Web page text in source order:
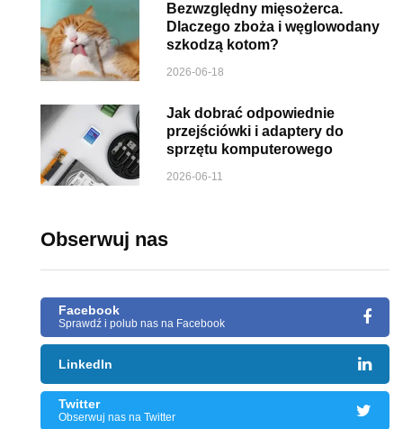
Bezwzględny mięsożerca.
Dlaczego zboża i węglowodany
szkodzą kotom?
2026-06-18
Jak dobrać odpowiednie
przejściówki i adaptery do
sprzętu komputerowego
2026-06-11
Obserwuj nas
Facebook
Sprawdź i polub nas na Facebook
LinkedIn
Twitter
Obserwuj nas na Twitter